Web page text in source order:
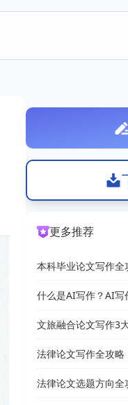
更多推荐
本科毕业论文写作全
什么是AI写作？AI写
文旅融合论文写作3
法律论文写作全攻略
法律论文选题方向全